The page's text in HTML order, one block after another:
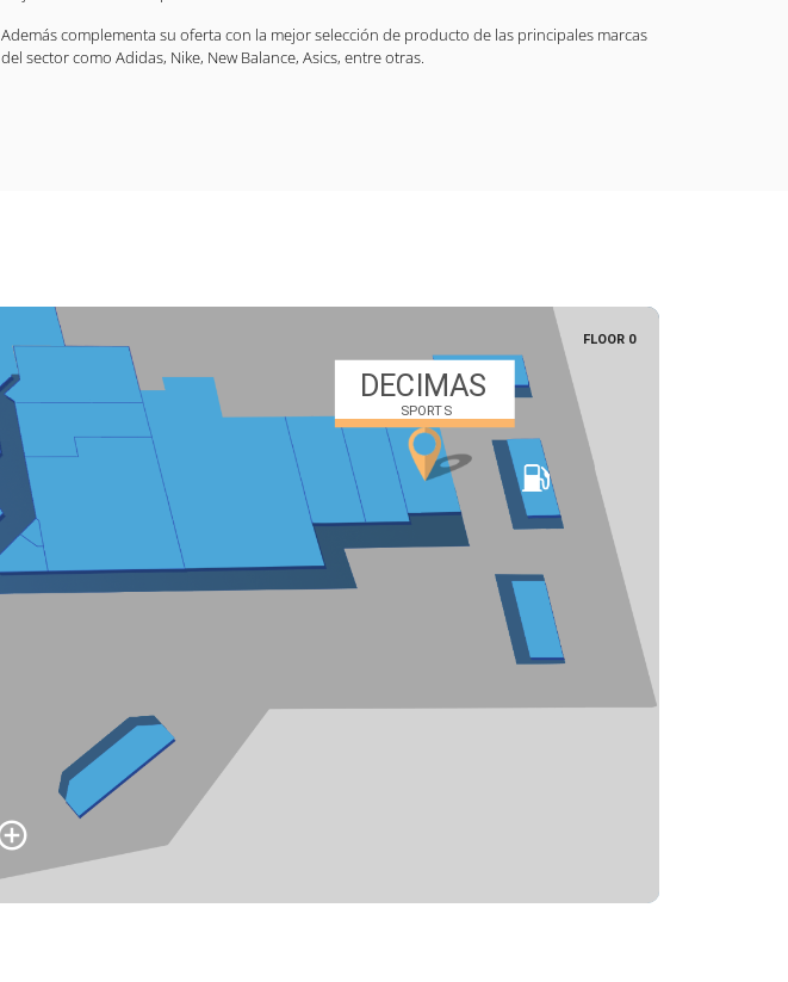
Además complementa su oferta con la mejor selección de producto de las principales marcas
del sector como Adidas, Nike, New Balance, Asics, entre otras.